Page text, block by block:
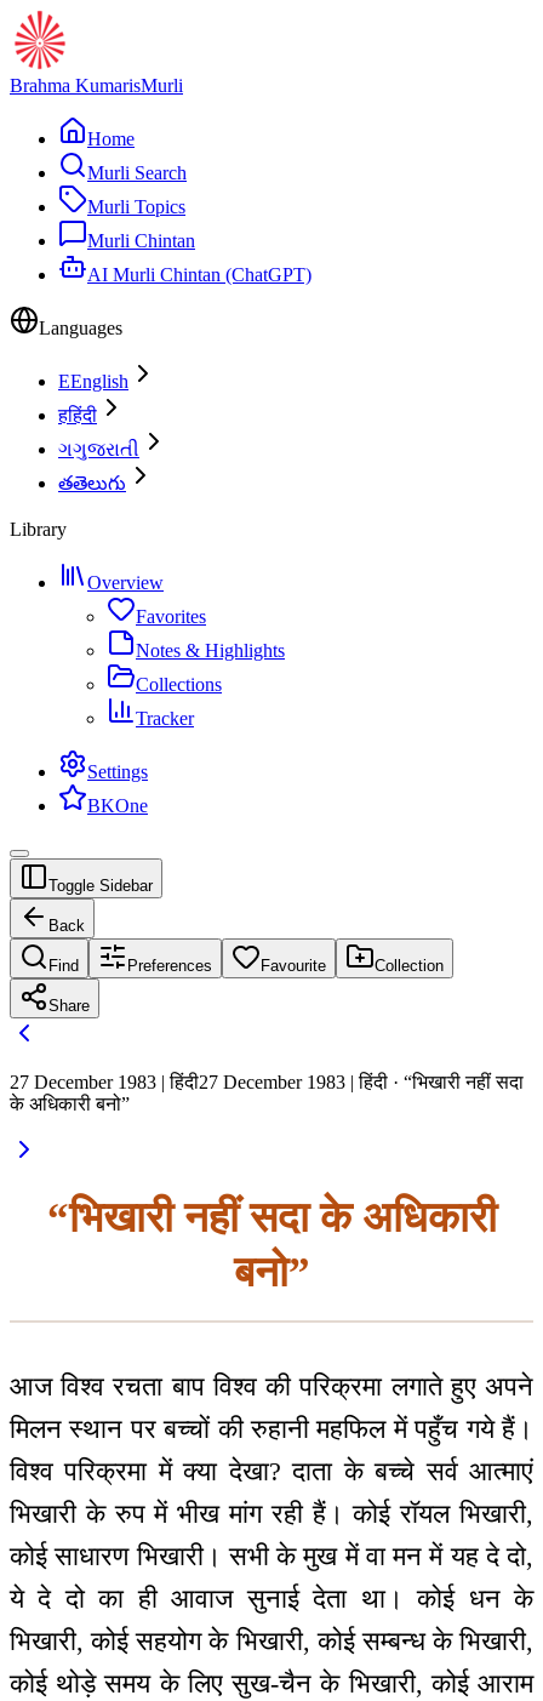
Brahma KumarisMurli
Home
Murli Search
Murli Topics
Murli Chintan
AI Murli Chintan (ChatGPT)
Languages
EEnglish
हहिंदी
ગગુજરાતી
తతెలుగు
Library
Overview
Favorites
Notes & Highlights
Collections
Tracker
Settings
BKOne
Toggle Sidebar
Back
Find Preferences Favourite Collection
Share
27 December 1983 | हिंदी27 December 1983 | हिंदी · “भिखारी नहीं सदा
के अधिकारी बनो”
“भिखारी नहीं सदा के अधिकारी
बनो”
आज विश्व रचता बाप विश्व की परिक्रमा लगाते हुए अपने
मिलन स्थान पर बच्चों की रुहानी महफिल में पहुँच गये हैं।
विश्व परिक्रमा में क्या देखा? दाता के बच्चे सर्व आत्माएं
भिखारी के रुप में भीख मांग रही हैं। कोई रॉयल भिखारी,
कोई साधारण भिखारी। सभी के मुख में वा मन में यह दे दो,
ये दे दो का ही आवाज सुनाई देता था। कोई धन के
भिखारी, कोई सहयोग के भिखारी, कोई सम्बन्ध के भिखारी,
कोई थोड़े समय के लिए सुख-चैन के भिखारी, कोई आराम